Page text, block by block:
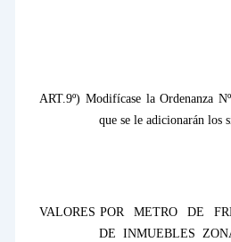
ART.9º) Modifícase la Ordenanza N
que se le adicionarán los
VALORES POR METRO DE
DE INMUEBLES